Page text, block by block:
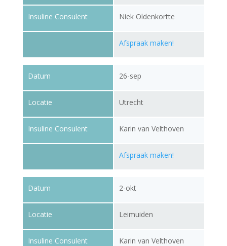
Insuline Consulent Niek Oldenkortte
Afspraak maken!
Datum
Locatie
Insuline Consulent
26-sep
Utrecht
Karin van Velthoven
Afspraak maken!
Datum
Locatie
Insuline Consulent
2-okt
Leimuiden
Karin van Velthoven